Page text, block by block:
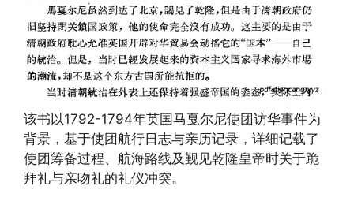
该书以1792-1794年英国马戛尔尼使团访华事件为
背景，基于使团航行日志与亲历记录，详细记载了
使团筹备过程、航海路线及觐见乾隆皇帝时关于跪
拜礼与亲吻礼的礼仪冲突。